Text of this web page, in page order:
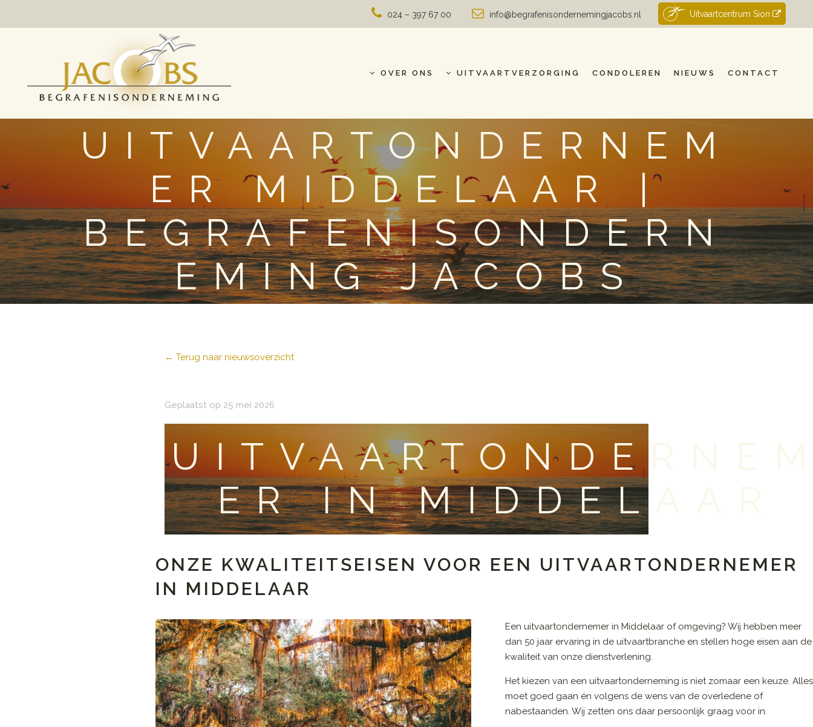
024 – 397 67 00 info@begrafenisondernemingjacobs.nl Uitvaartcentrum Sion
OVER ONS UITVAARTVERZORGING CONDOLEREN NIEUWS CONTACT
UITVAARTONDERNEM
ER MIDDELAAR |
BEGRAFENISONDERN
EMING JACOBS
← Terug naar nieuwsoverzicht
Geplaatst op 25 mei 2026
ER IN MIDDELAAR
ONZE KWALITEITSEISEN VOOR EEN UITVAARTONDERNEMER
IN MIDDELAAR
Een uitvaartondernemer in Middelaar of omgeving? Wij hebben meer
dan 50 jaar ervaring in de uitvaartbranche en stellen hoge eisen aan de
kwaliteit van onze dienstverlening.
Het kiezen van een uitvaartonderneming is niet zomaar een keuze. Alles
moet goed gaan én volgens de wens van de overledene of
nabestaanden. Wij zetten ons daar persoonlijk graag voor in.